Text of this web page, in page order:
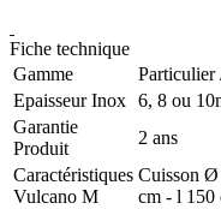
Fiche technique
Gamme
Particulier
Epaisseur Inox 6, 8 ou
Garantie
Produit
2 ans
Caractéristiques
Vulcano M
Cuisson
cm - l 150